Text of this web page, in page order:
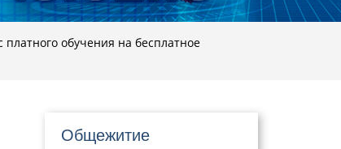
обучения на бесплатное
Общежитие